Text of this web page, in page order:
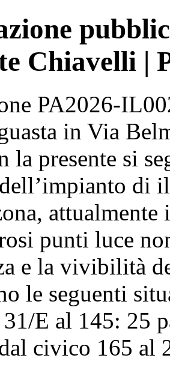
Chiavelli |
PA2026-
in Via
la presente si
di
punti luce
e la vivibilità
le seguenti
E al 145: 25
civico 165 al